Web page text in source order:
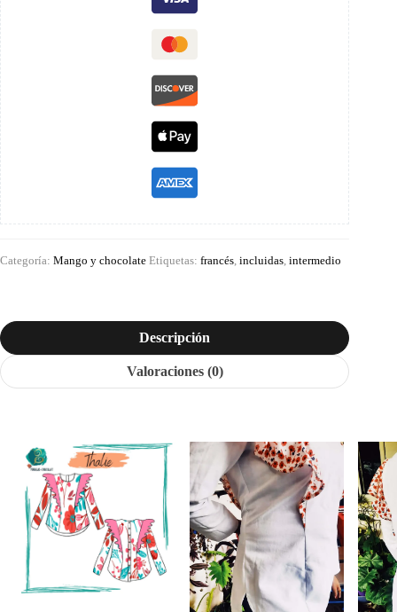
Categoría: Mango y chocolate Etiquetas: francés incluidas intermedio
Descripción
Valoraciones (0)